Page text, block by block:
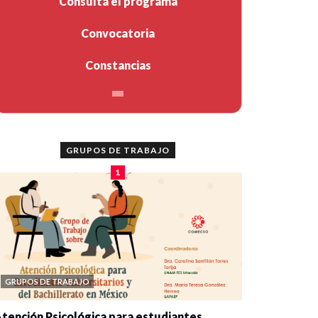
Convocatoria
Constancias
GRUPOS DE TRABAJO
1
GRUPOS DE TRABAJO